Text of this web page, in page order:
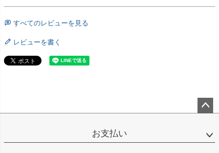
すべてのレビューを見る
レビューを書く
ップ
お支払い